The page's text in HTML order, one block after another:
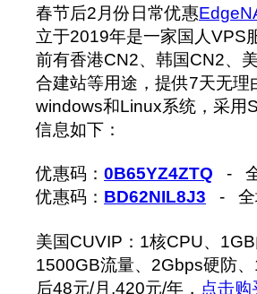
春节后2月份日常优惠
立于2019年是一家国人VPS
前有香港CN2、韩国CN2、
合建站等用途，提供7天无
windows和Linux系统，采用
信息如下：
优惠码： 0B65YZ4ZTQ - 全
优惠码： BD62NIL8J3 - 全
美国CUVIP：1核CPU、
1500GB流量、2Gbps硬防
后48元/月,420元/年， 点击购